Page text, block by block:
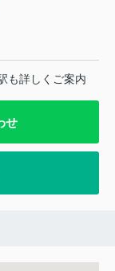
も詳しくご案内
せ